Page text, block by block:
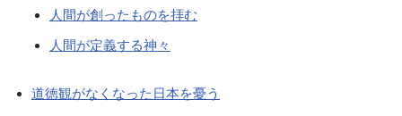
人間が創ったものを拝む
人間が定義する神々
道徳観がなくなった日本を憂う